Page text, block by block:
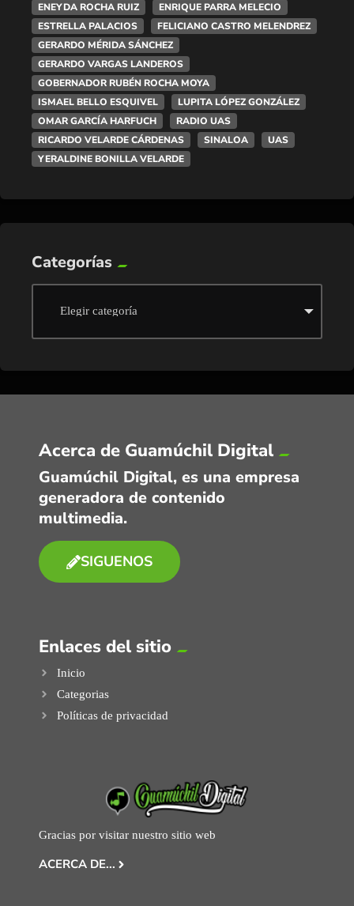
ENEYDA ROCHA RUIZ
ENRIQUE PARRA MELECIO
ESTRELLA PALACIOS
FELICIANO CASTRO MELENDREZ
GERARDO MÉRIDA SÁNCHEZ
GERARDO VARGAS LANDEROS
GOBERNADOR RUBÉN ROCHA MOYA
ISMAEL BELLO ESQUIVEL
LUPITA LÓPEZ GONZÁLEZ
OMAR GARCÍA HARFUCH
RADIO UAS
RICARDO VELARDE CÁRDENAS
SINALOA
UAS
YERALDINE BONILLA VELARDE
Categorías
Acerca de Guamúchil Digital
Guamúchil Digital, es una empresa
generadora de contenido
multimedia.
SIGUENOS
Enlaces del sitio
Inicio
Categorias
Políticas de privacidad
Gracias por visitar nuestro sitio web
ACERCA DE...